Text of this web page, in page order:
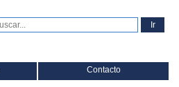
Contacto